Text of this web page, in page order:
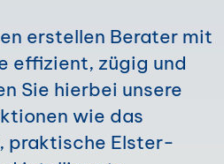
erstellen Berater mit
effizient, zügig und
Sie hierbei unsere
wie das
praktische Elster-